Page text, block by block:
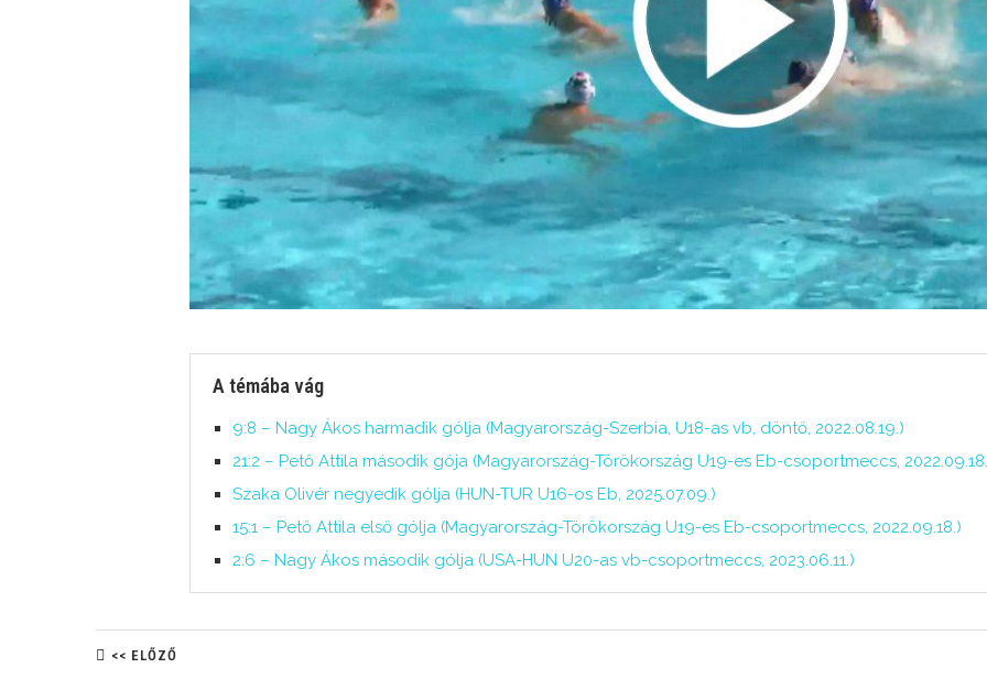
A témába vág
9:8 – Nagy Ákos harmadik gólja (Magyarország-Szerbia, U18-as vb, döntő, 2022.08.19.)
21:2 – Pető Attila második gója (Magyarország-Törökország U19-es Eb-csoportmeccs,
Szaka Olivér negyedik gólja (HUN-TUR U16-os Eb, 2025.07.09.)
15:1 – Pető Attila első gólja (Magyarország-Törökország U19-es Eb-csoportmeccs, 2022.09.18.)
2:6 – Nagy Ákos második gólja (USA-HUN U20-as vb-csoportmeccs, 2023.06.11.)
<< ELŐZŐ